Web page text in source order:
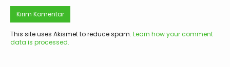
This site uses Akismet to reduce spam. Learn how your comment
data is processed.